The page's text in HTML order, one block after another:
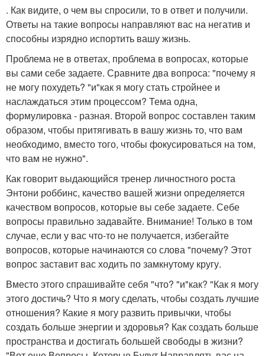
. Как видите, о чем вы спросили, то в ответ и получили.
Ответы на такие вопросы направляют вас на негатив и
способны изрядно испортить вашу жизнь.
Проблема не в ответах, проблема в вопросах, которые
вы сами себе задаете. Сравните два вопроса: "почему я
не могу похудеть? "и"как я могу стать стройнее и
наслаждаться этим процессом? Тема одна,
формулировка - разная. Второй вопрос составлен таким
образом, чтобы притягивать в вашу жизнь то, что вам
необходимо, вместо того, чтобы фокусироваться на том,
что вам не нужно".
Как говорит выдающийся тренер личностного роста
Энтони роббинс, качество вашей жизни определяется
качеством вопросов, которые вы себе задаете. Себе
вопросы правильно задавайте. Внимание! Только в том
случае, если у вас что-то не получается, избегайте
вопросов, которые начинаются со слова "почему? Этот
вопрос заставит вас ходить по замкнутому кругу.
Вместо этого спрашивайте себя "что? "и"как? "Как я могу
этого достичь? Что я могу сделать, чтобы создать лучшие
отношения? Какие я могу развить привычки, чтобы
создать больше энергии и здоровья? Как создать больше
пространства и достигать большей свободы в жизни?